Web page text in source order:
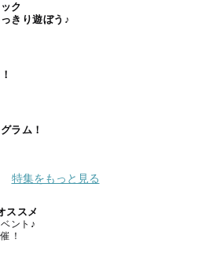
ク
きり遊ぼう♪
ラム！
特集をもっと見る
ススメ
ント♪
！